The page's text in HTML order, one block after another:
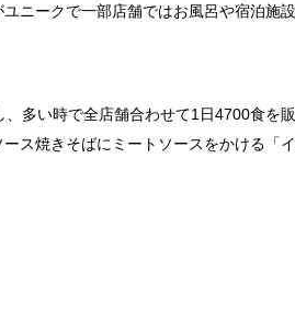
ニークで一部店舗ではお風呂や宿泊施設
多い時で全店舗合わせて1日4700食を
ス焼きそばにミートソースをかける「